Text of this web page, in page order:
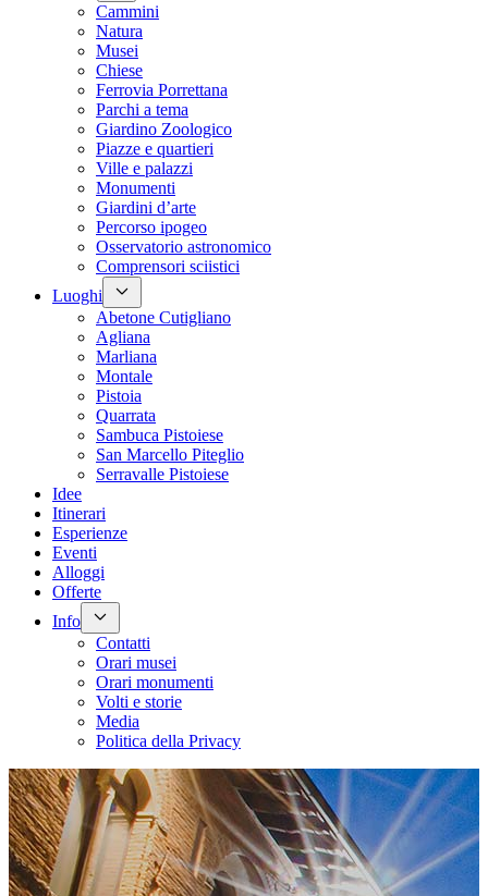
Cammini
Natura
Musei
Chiese
Ferrovia Porrettana
Parchi a tema
Giardino Zoologico
Piazze e quartieri
Ville e palazzi
Monumenti
Giardini d’arte
Percorso ipogeo
Osservatorio astronomico
Comprensori sciistici
Luoghi
Abetone Cutigliano
Agliana
Marliana
Montale
Pistoia
Quarrata
Sambuca Pistoiese
San Marcello Piteglio
Serravalle Pistoiese
Idee
Itinerari
Esperienze
Eventi
Alloggi
Offerte
Info
Contatti
Orari musei
Orari monumenti
Volti e storie
Media
Politica della Privacy